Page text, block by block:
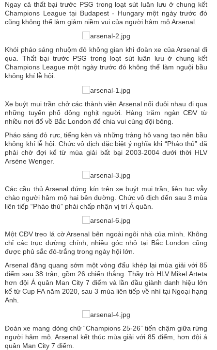
Ngay cả thất bại trước PSG trong loạt sút luân lưu ở chung kết
Champions League tại Budapest - Hungary một ngày trước đó
cũng không thể làm giảm niềm vui của người hâm mộ Arsenal.
Khói pháo sáng nhuộm đỏ không gian khi đoàn xe của Arsenal đi
qua. Thất bại trước PSG trong loạt sút luân lưu ở chung kết
Champions League một ngày trước đó không thể làm nguội bầu
không khí lễ hội.
Xe buýt mui trần chở các thành viên Arsenal nối đuôi nhau đi qua
những tuyến phố đông nghịt người. Hàng trăm ngàn CĐV từ
nhiều nơi đổ về Bắc London để chia vui cùng đội bóng.
Pháo sáng đỏ rực, tiếng kèn và những tràng hô vang tạo nên bầu
không khí lễ hội. Chức vô địch đặc biệt ý nghĩa khi “Pháo thủ” đã
phải chờ đợi kể từ mùa giải bất bại 2003-2004 dưới thời HLV
Arsène Wenger.
Các cầu thủ Arsenal đứng kín trên xe buýt mui trần, liên tục vẫy
chào người hâm mộ hai bên đường. Chức vô địch đến sau 3 mùa
liên tiếp “Pháo thủ” phải chấp nhận vị trí Á quân.
Một CĐV treo lá cờ Arsenal bên ngoài ngôi nhà của mình. Không
chỉ các trục đường chính, nhiều góc nhỏ tại Bắc London cũng
được phủ sắc đỏ-trắng trong ngày hội lớn.
Arsenal đăng quang sớm một vòng đấu khép lại mùa giải với 85
điểm sau 38 trận, gồm 26 chiến thắng. Thầy trò HLV Mikel Arteta
hơn đội Á quân Man City 7 điểm và lần đầu giành danh hiệu lớn
kể từ Cup FA năm 2020, sau 3 mùa liên tiếp về nhì tại Ngoại hạng
Anh.
Đoàn xe mang dòng chữ “Champions 25-26” tiến chậm giữa rừng
người hâm mộ. Arsenal kết thúc mùa giải với 85 điểm, hơn đội á
quân Man City 7 điểm.